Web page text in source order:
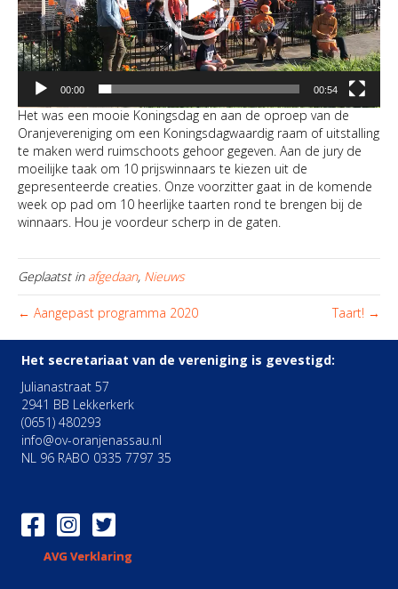
00:00 00:54
Het was een mooie Koningsdag en aan de oproep van de
Oranjevereniging om een Koningsdagwaardig raam of uitstalling
te maken werd ruimschoots gehoor gegeven. Aan de jury de
moeilijke taak om 10 prijswinnaars te kiezen uit de
gepresenteerde creaties. Onze voorzitter gaat in de komende
week op pad om 10 heerlijke taarten rond te brengen bij de
winnaars. Hou je voordeur scherp in de gaten.
Geplaatst in afgedaan, Nieuws
← Aangepast programma 2020 Taart! →
Het secretariaat van de vereniging is gevestigd:
Julianastraat 57
2941 BB Lekkerkerk
(0651) 480293
info@ov-oranjenassau.nl
NL 96 RABO 0335 7797 35
AVG Verklaring